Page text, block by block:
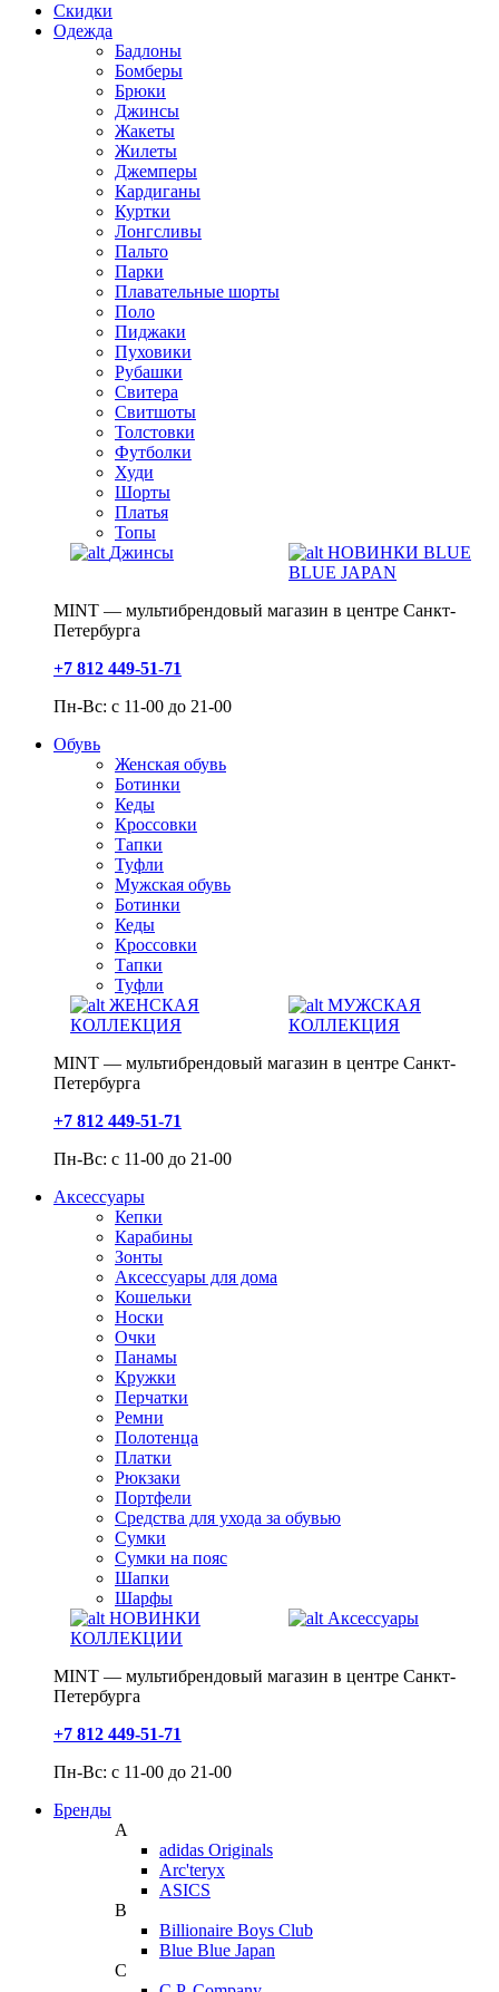
Скидки
Одежда
Бадлоны
Бомберы
Брюки
Джинсы
Жакеты
Жилеты
Джемперы
Кардиганы
Куртки
Лонгсливы
Пальто
Парки
Плавательные шорты
Поло
Пиджаки
Пуховики
Рубашки
Свитера
Свитшоты
Толстовки
Футболки
Худи
Шорты
Платья
Топы
Джинсы
НОВИНКИ BLUE
BLUE JAPAN
MINT — мультибрендовый магазин в центре Санкт-
Петербурга
+7 812 449-51-71
Пн-Вс: с 11-00 до 21-00
Обувь
Женская обувь
Ботинки
Кеды
Кроссовки
Тапки
Туфли
Мужская обувь
Ботинки
Кеды
Кроссовки
Тапки
Туфли
ЖЕНСКАЯ
КОЛЛЕКЦИЯ
МУЖСКАЯ
КОЛЛЕКЦИЯ
MINT — мультибрендовый магазин в центре Санкт-
Петербурга
+7 812 449-51-71
Пн-Вс: с 11-00 до 21-00
Аксессуары
Кепки
Карабины
Зонты
Аксессуары для дома
Кошельки
Носки
Очки
Панамы
Кружки
Перчатки
Ремни
Полотенца
Платки
Рюкзаки
Портфели
Средства для ухода за обувью
Сумки
Сумки на пояс
Шапки
Шарфы
НОВИНКИ
КОЛЛЕКЦИИ
Аксессуары
MINT — мультибрендовый магазин в центре Санкт-
Петербурга
+7 812 449-51-71
Пн-Вс: с 11-00 до 21-00
Бренды
A
adidas Originals
Arc'teryx
ASICS
B
Billionaire Boys Club
Blue Blue Japan
C